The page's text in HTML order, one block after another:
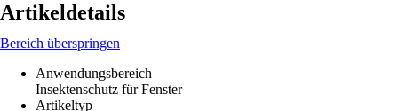
Artikeldetails
Bereich überspringen
Anwendungsbereich
Insektenschutz für Fenster
Artikeltyp